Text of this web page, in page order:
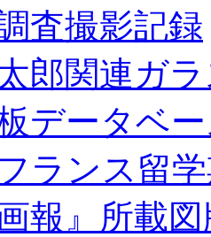
査撮影記録
郎関連ガ
データベ
ランス留
画報』所載